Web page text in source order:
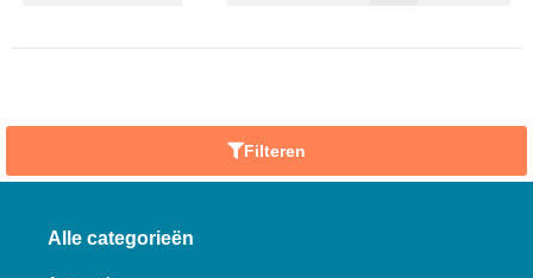
Filteren
Alle categorieën